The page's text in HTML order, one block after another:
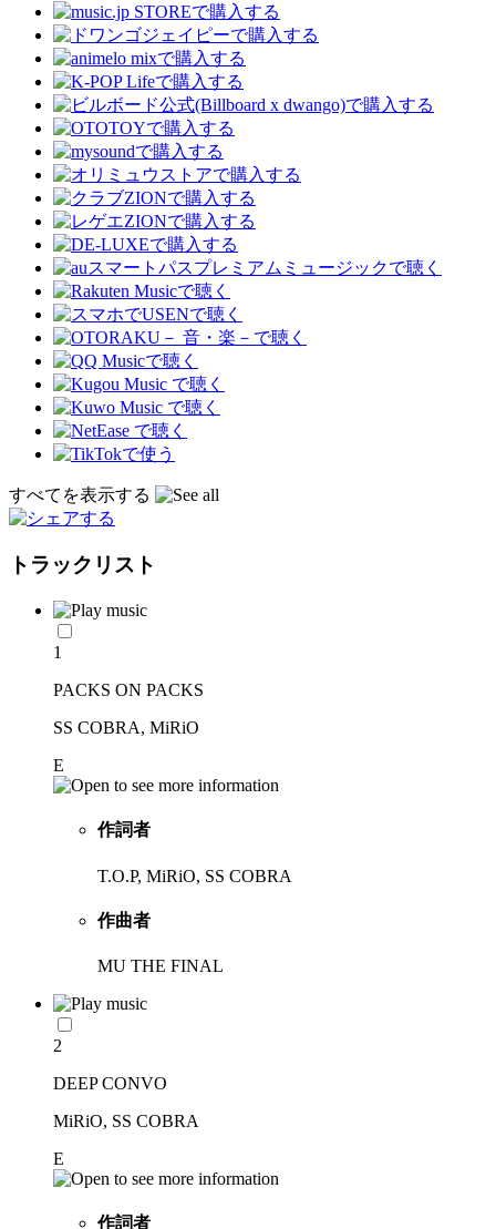
すべてを表示する
トラックリスト
1
PACKS ON PACKS
SS COBRA, MiRiO
E
作詞者
T.O.P, MiRiO, SS COBRA
作曲者
MU THE FINAL
2
DEEP CONVO
MiRiO, SS COBRA
E
作詞者